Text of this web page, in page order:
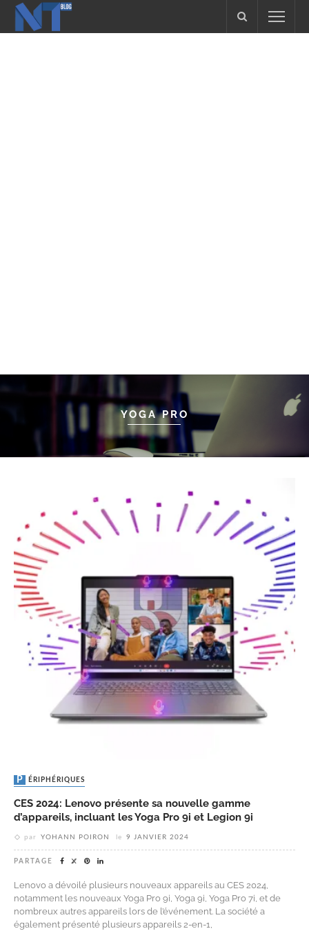
YOGA PRO
PÉRIPHÉRIQUES
CES 2024: Lenovo présente sa nouvelle gamme
d’appareils, incluant les Yoga Pro 9i et Legion 9i
par YOHANN POIRON le 9 JANVIER 2024
PARTAGE
Lenovo a dévoilé plusieurs nouveaux appareils au CES 2024,
notamment les nouveaux Yoga Pro 9i, Yoga 9i, Yoga Pro 7i, et de
nombreux autres appareils lors de l’événement. La société a
également présenté plusieurs appareils 2-en-1,